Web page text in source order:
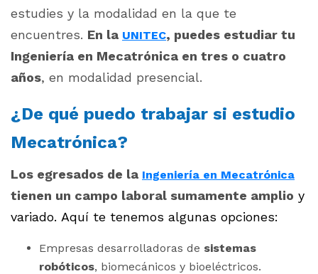
estudies y la modalidad en la que te
encuentres. En la UNITEC, puedes estudiar tu
Ingeniería en Mecatrónica en tres o cuatro
años, en modalidad presencial.
¿De qué puedo trabajar si estudio
Mecatrónica?
Los egresados de la Ingeniería en Mecatrónica
tienen un campo laboral sumamente amplio y
variado. Aquí te tenemos algunas opciones:
Empresas desarrolladoras de sistemas
robóticos, biomecánicos y bioeléctricos.